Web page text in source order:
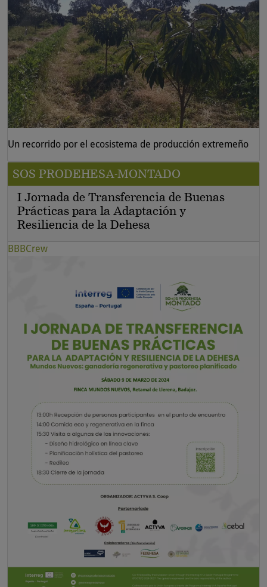
Un recorrido por el ecosistema de producción extremeño
SOS PRODEHESA-MONTADO
I Jornada de Transferencia de Buenas
Prácticas para la Adaptación y
Resiliencia de la Dehesa
BBBCrew